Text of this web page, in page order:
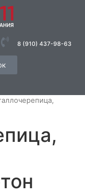
8 (910) 437-98-63